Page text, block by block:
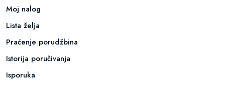
Moj nalog
Lista želja
Praćenje porudžbina
Istorija poručivanja
Isporuka